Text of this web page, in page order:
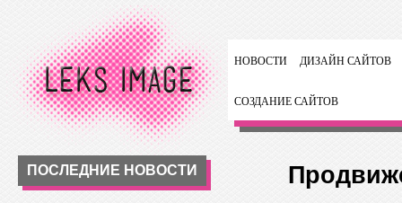
НОВОСТИ ДИЗАЙН САЙТОВ
СОЗДАНИЕ САЙТОВ
ПОСЛЕДНИЕ НОВОСТИ